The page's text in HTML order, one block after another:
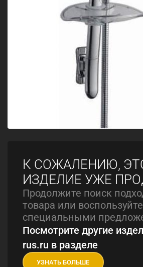
К СОЖАЛЕНИЮ,
ИЗДЕЛИЕ УЖЕ
Продолжите поиск
товара или
специальными
Посмотрите другие
rus.ru в разделе
УЗНАТЬ БОЛЬШЕ